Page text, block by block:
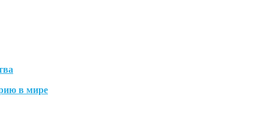
в мире